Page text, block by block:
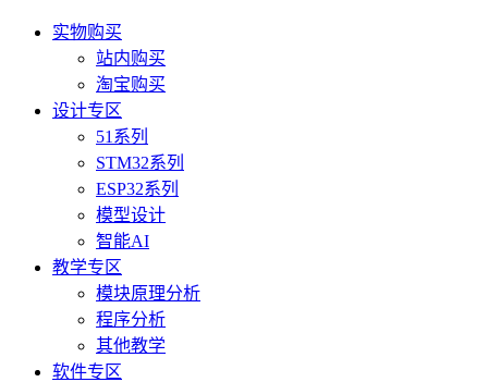
实物购买
站内购买
淘宝购买
设计专区
51系列
STM32系列
ESP32系列
模型设计
智能AI
教学专区
模块原理分析
程序分析
其他教学
软件专区